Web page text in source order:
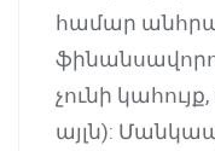
համար
չունի
այլն):